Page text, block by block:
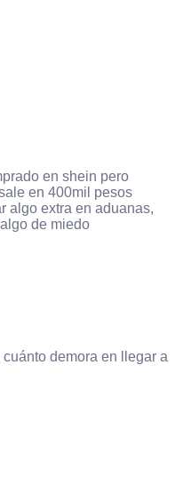
en shein pero
en 400mil pesos
algo extra en aduanas,
de miedo
demora en llegar a